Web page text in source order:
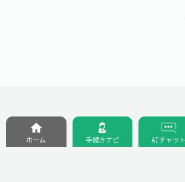
ホーム 手続きナビ AIチャット